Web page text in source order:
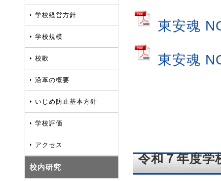
東安魂
東安魂
令和７年
学校経営方針
学校規模
校歌
沿革の概要
いじめ防止基本方針
学校評価
アクセス
校内研究